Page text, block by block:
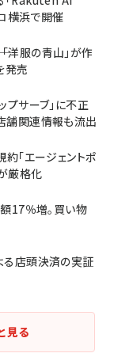
横浜で開催
洋服の青山」が作
発売
プサーブ」に不正
舗関連情報も流出
「エージェントポ
厳格化
17％増。買い物
る店頭決済の実証
見る